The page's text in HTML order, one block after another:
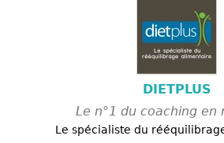
DIETPLUS
Le n°1 du coaching en
Le spécialiste du